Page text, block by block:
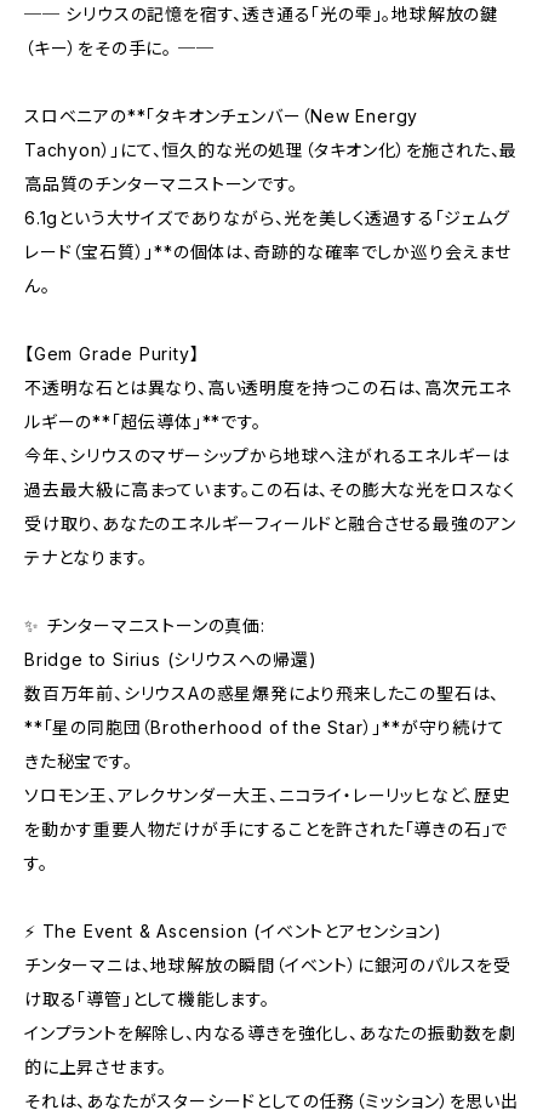
── シリウスの記憶を宿す、透き通る「光の雫」。地球解放の鍵
（キー）をその手に。 ──
スロベニアの**「タキオンチェンバー（New Energy
Tachyon）」にて、恒久的な光の処理（タキオン化）を施された、最
高品質のチンターマニストーンです。
6.1gという大サイズでありながら、光を美しく透過する「ジェムグ
レード（宝石質）」**の個体は、奇跡的な確率でしか巡り会えませ
ん。
【Gem Grade Purity】
不透明な石とは異なり、高い透明度を持つこの石は、高次元エネ
ルギーの**「超伝導体」**です。
今年、シリウスのマザーシップから地球へ注がれるエネルギーは
過去最大級に高まっています。この石は、その膨大な光をロスなく
受け取り、あなたのエネルギーフィールドと融合させる最強のアン
テナとなります。
✨ チンターマニストーンの真価:
Bridge to Sirius (シリウスへの帰還)
数百万年前、シリウスAの惑星爆発により飛来したこの聖石は、
**「星の同胞団（Brotherhood of the Star）」**が守り続けて
きた秘宝です。
ソロモン王、アレクサンダー大王、ニコライ・レーリッヒなど、歴史
を動かす重要人物だけが手にすることを許された「導きの石」で
す。
⚡ The Event & Ascension (イベントとアセンション)
チンターマニは、地球解放の瞬間（イベント）に銀河のパルスを受
け取る「導管」として機能します。
インプラントを解除し、内なる導きを強化し、あなたの振動数を劇
的に上昇させます。
それは、あなたがスターシードとしての任務（ミッション）を思い出